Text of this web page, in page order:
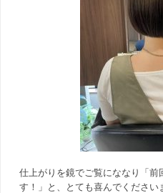
仕上がりを鏡でご覧にななり「
す！」と、とても喜んでください